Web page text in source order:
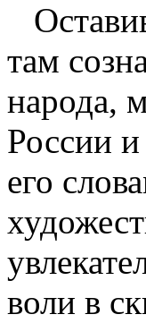
там
народа,
России
его
воли в